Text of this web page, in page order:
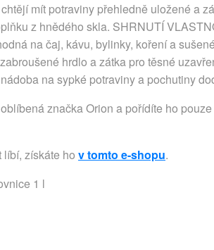
mít potraviny přehledně uložené a
z hnědého skla. SHRNUTÍ
na čaj, kávu, bylinky, koření a
hrdlo a zátka pro těsné
na sypké potraviny a pochutiny
značka Orion a pořídíte ho
líbí, získáte ho v tomto e-shopu.
1 l